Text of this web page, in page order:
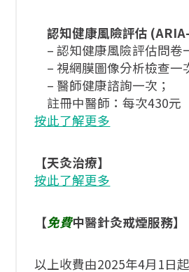
認知健康風險評估
– 認知健康風險評估問卷
– 視網膜圖像分析檢查一
– 醫師健康諮詢一次；
註冊中醫師：每次430元
按此了解更多
【天灸治療】
按此了解更多
【免費中醫針灸戒煙服務】
以上收費由2025年4月1日